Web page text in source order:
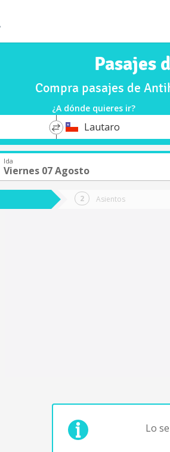
Pasajes
Compra pasajes de
¿A dónde quieres ir?
*
DestinoLautaro
Ida
Viernes 07 Agosto
Asientos
Lo